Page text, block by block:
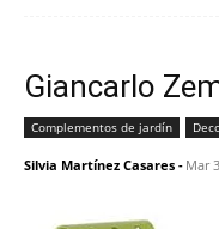
Giancarlo
Complementos de jardín
Silvia Martínez Casares - Mar